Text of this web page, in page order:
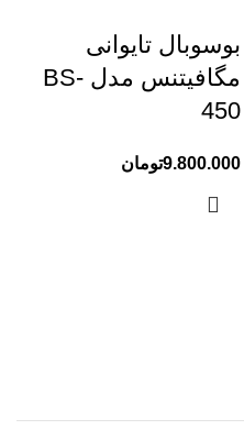
بوسوبال تایوانی
مگافیتنس مدل BS-
450
تومان9.800.000